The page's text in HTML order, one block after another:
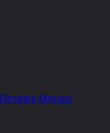
Mirosuri